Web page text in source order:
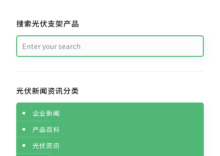
搜索光伏支架产品
光伏新闻资讯分类
企业新闻
产品百科
光伏资讯